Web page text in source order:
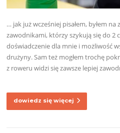
… jak już wcześniej pisałem, byłem
zawodnikami, którzy szykują się do 2
doświadczenie dla mnie i możliwość
drużyny. Sam też mogłem trochę
z roweru widzi się zawsze lepiej
dowiedz się więcej